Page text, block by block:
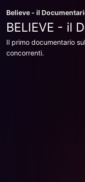
Believe - il
BELIEVE - il
Il primo documentario
concorrenti.